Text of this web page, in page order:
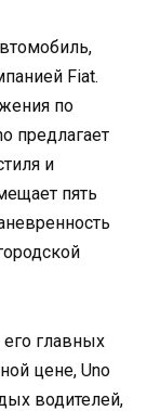
Fiаt.
по
предлагает
и
пять
главных
цене, Uno
водителей,